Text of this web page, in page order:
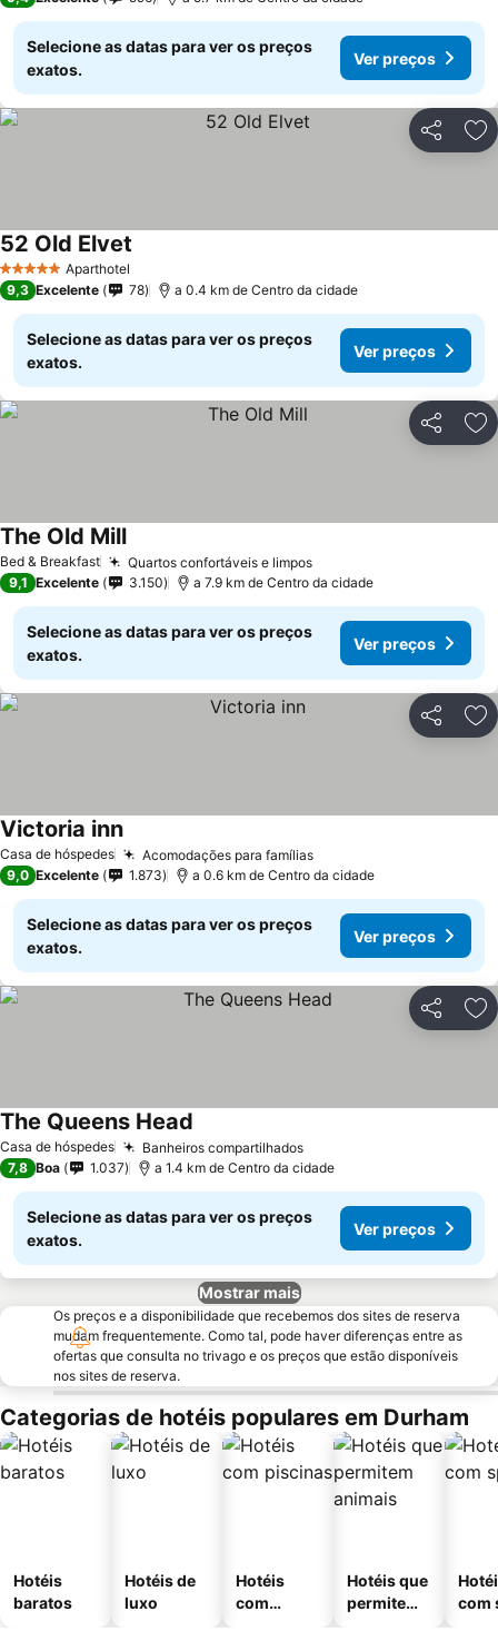
Selecione as datas para ver os preços
exatos.
Ver preços
Partilhar
5 Estrelas Aparthotel
52 Old Elvet
9,3 Excelente 78 a 0.4 km de Centro da cidade
Selecione as datas para ver os preços
exatos.
Ver preços
Partilhar
Bed & Breakfast Quartos confortáveis e limpos
The Old Mill
9,1 Excelente 3.150 a 7.9 km de Centro da cidade
Selecione as datas para ver os preços
exatos.
Ver preços
Partilhar
Casa de hóspedes Acomodações para famílias
Victoria inn
9,0 Excelente 1.873 a 0.6 km de Centro da cidade
Selecione as datas para ver os preços
exatos.
Ver preços
Partilhar
Casa de hóspedes Banheiros compartilhados
The Queens Head
7,8 Boa 1.037 a 1.4 km de Centro da cidade
Selecione as datas para ver os preços
exatos.
Ver preços
Mostrar mais
Os preços e a disponibilidade que recebemos dos sites de reserva
mudam frequentemente. Como tal, pode haver diferenças entre as
ofertas que consulta no trivago e os preços que estão disponíveis
nos sites de reserva.
Categorias de hotéis populares em Durham
Hotéis
baratos
Hotéis de
luxo
Hotéis
com
Hotéis que
permitem
com